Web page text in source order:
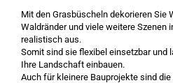
Mit den Grasbüscheln dekorieren Sie
Waldränder und viele weitere Szenen
realistisch aus.
Somit sind sie flexibel einsetzbar und
Ihre Landschaft einbauen.
Auch für kleinere Bauprojekte sind